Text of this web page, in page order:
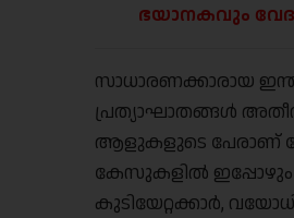
ഭയാനകവും
സാധാരണക്കാരായ
പ്രത്യാഘാതങ്ങൾ
ആളുകളുടെ പേരാണ്
കേസുകളിൽ ഇപ്പോഴും
കുടിയേറ്റക്കാർ,